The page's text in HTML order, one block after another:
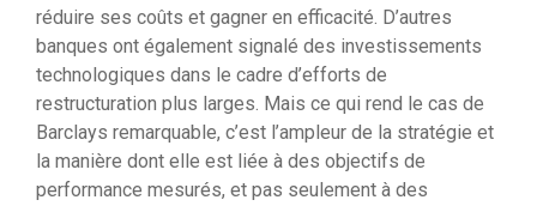
réduire ses coûts et gagner en efficacité. D’autres
banques ont également signalé des investissements
technologiques dans le cadre d’efforts de
restructuration plus larges. Mais ce qui rend le cas de
Barclays remarquable, c’est l’ampleur de la stratégie et
la manière dont elle est liée à des objectifs de
performance mesurés, et pas seulement à des